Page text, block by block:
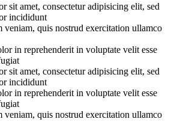
sit amet, consectetur adipisicing elit, sed
incididunt
veniam, quis nostrud exercitation ullamco
in reprehenderit in voluptate velit esse
sit amet, consectetur adipisicing elit, sed
incididunt
in reprehenderit in voluptate velit esse
veniam, quis nostrud exercitation ullamco